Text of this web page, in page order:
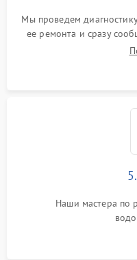
Мы проведем
ее ремонта и сразу
Наши мастера по